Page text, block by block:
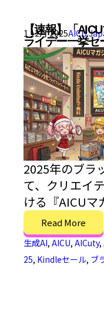
【速報】「
ライデー一挙セ
1 12月 2025AICU
2025年のブラ
て、クリエイ
ける『AICU
Read More
生成AI, AICU, AICuty,
25, Kindleセール, ブ